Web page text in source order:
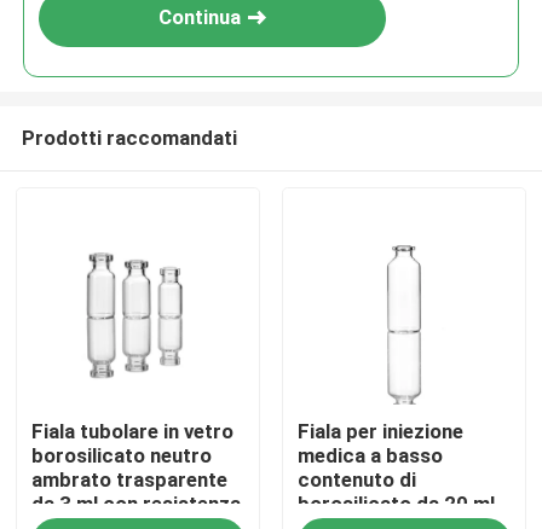
Casa.
Prodotti
Continua
Prodotti raccomandati
Fiala tubolare in vetro
borosilicato neutro
ambrato trasparente
da 3 ml con resistenza
Fiala per iniezione
medica a basso
contenuto di
borosilicato da 20 ml